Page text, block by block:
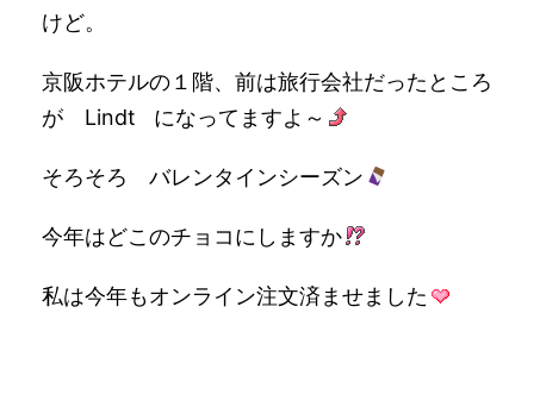
けど。
京阪ホテルの１階、前は旅行会社だったところ
が Lindt になってますよ～
そろそろ バレンタインシーズン
今年はどこのチョコにしますか
私は今年もオンライン注文済ませました